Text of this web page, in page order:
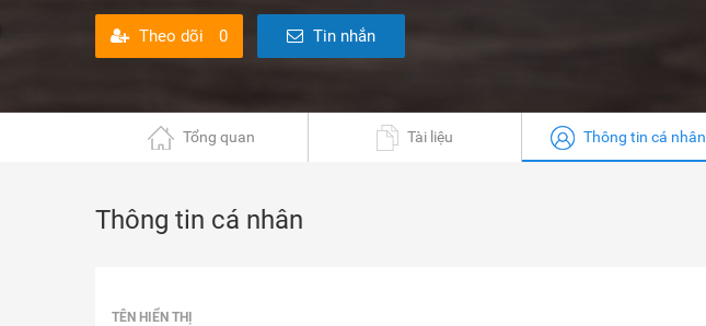
Theo dõi 0 Tin nhắn
Tổng quan Tài liệu Thông tin cá nhân
Thông tin cá nhân
TÊN HIỂN THỊ